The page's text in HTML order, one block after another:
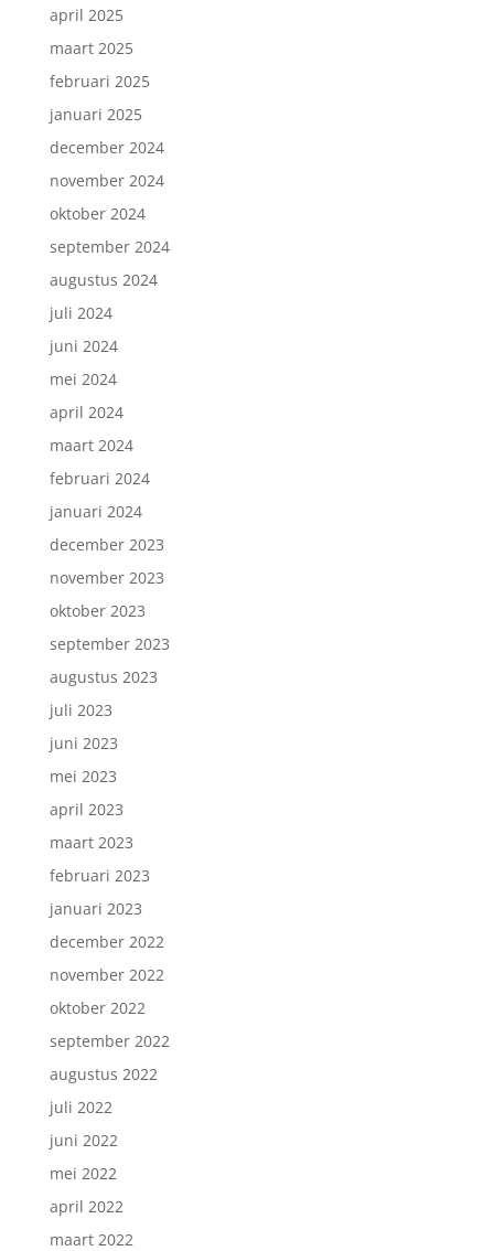
april 2025
maart 2025
februari 2025
januari 2025
december 2024
november 2024
oktober 2024
september 2024
augustus 2024
juli 2024
juni 2024
mei 2024
april 2024
maart 2024
februari 2024
januari 2024
december 2023
november 2023
oktober 2023
september 2023
augustus 2023
juli 2023
juni 2023
mei 2023
april 2023
maart 2023
februari 2023
januari 2023
december 2022
november 2022
oktober 2022
september 2022
augustus 2022
juli 2022
juni 2022
mei 2022
april 2022
maart 2022